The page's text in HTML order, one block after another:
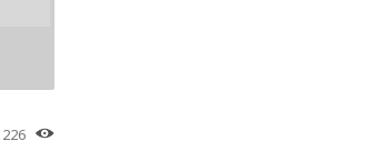
226